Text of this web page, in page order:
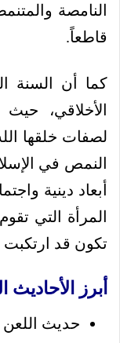
النامصة
قاطعاً.
كما أن السنة
الأخلاقي، حيث
لصفات خلقها
النمص في
أبعاد دينية
المرأة التي
تكون قد ارتكبت
أبرز
حديث اللعن